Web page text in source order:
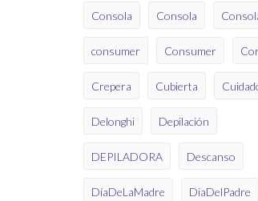
Consola Consola
consumer Consumer
Crepera Cubierta
Delonghi Depilación
DEPILADORA Descanso
DíaDeLaMadre DiaDelPadre